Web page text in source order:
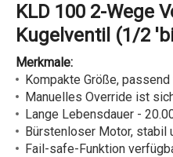
KLD 100 2-Wege
Kugelventil (1/2
Merkmale:
Kompakte Größe,
Manuelles Override ist
Lange Lebensdauer -
Bürstenloser Motor, stabil
Fail-safe-Funktion